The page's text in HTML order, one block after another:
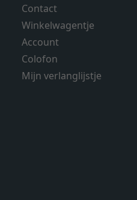
Contact
Winkelwagentje
Account
Colofon
Mijn verlanglijstje